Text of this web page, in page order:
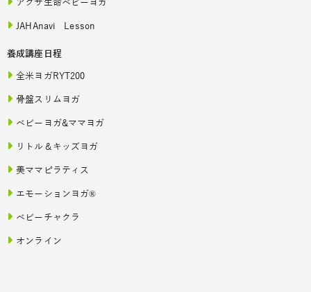
アクサ生命ベビーヨガ
JAHAnavi Lesson
養成講座日程
全米ヨガRYT200
骨盤スリムヨガ
ベビーヨガ&ママヨガ
リトル＆キッズヨガ
美ママピラティス
エモーションヨガ®
ベビーチャクラ
オンライン